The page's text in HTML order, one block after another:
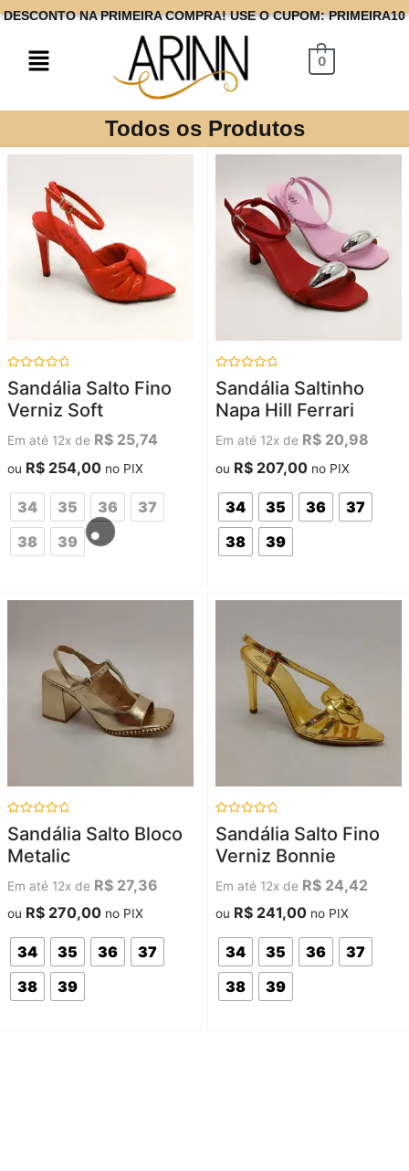
DESCONTO NA PRIMEIRA COMPRA! USE O CUPOM: PRIMEIRA10
0
Todos os Produtos
0
5
Sandália Salto Fino
Verniz Soft
Em até 12x de R$ 25,74
ou R$ 254,00 no PIX
34 35 36
37
38
39
0
5
Sandália Saltinho
Napa Hill Ferrari
Em até 12x de R$ 20,98
ou R$ 207,00 no PIX
34 35 36
37
38
39
0
5
Sandália Salto Bloco
Metalic
Em até 12x de R$ 27,36
ou R$ 270,00 no PIX
34 35 36
37
38
39
0
5
Sandália Salto Fino
Verniz Bonnie
Em até 12x de R$ 24,42
ou R$ 241,00 no PIX
34 35 36
37
38
39